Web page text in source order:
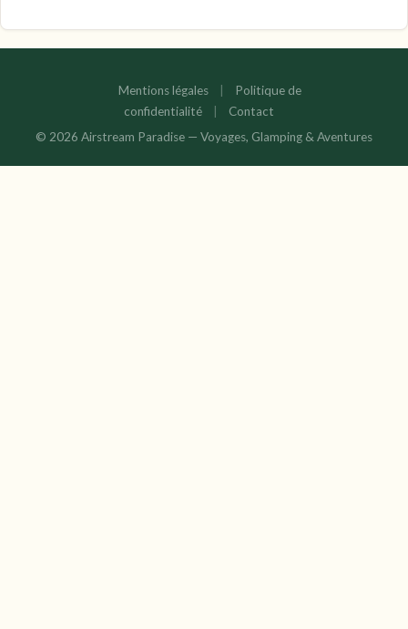
Mentions légales
Politique de
confidentialité
Contact
© 2026 Airstream Paradise — Voyages, Glamping & Aventures